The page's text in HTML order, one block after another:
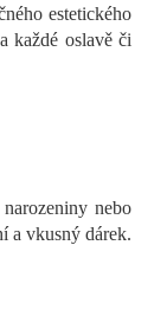
estetického
každé oslavě či
nebo
a vkusný dárek.